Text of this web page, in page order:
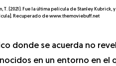
T. (2021). Fue la última película de Stanley
Recuperado de www.themoviebuff.net
donde se acuerda no
en un entorno en el